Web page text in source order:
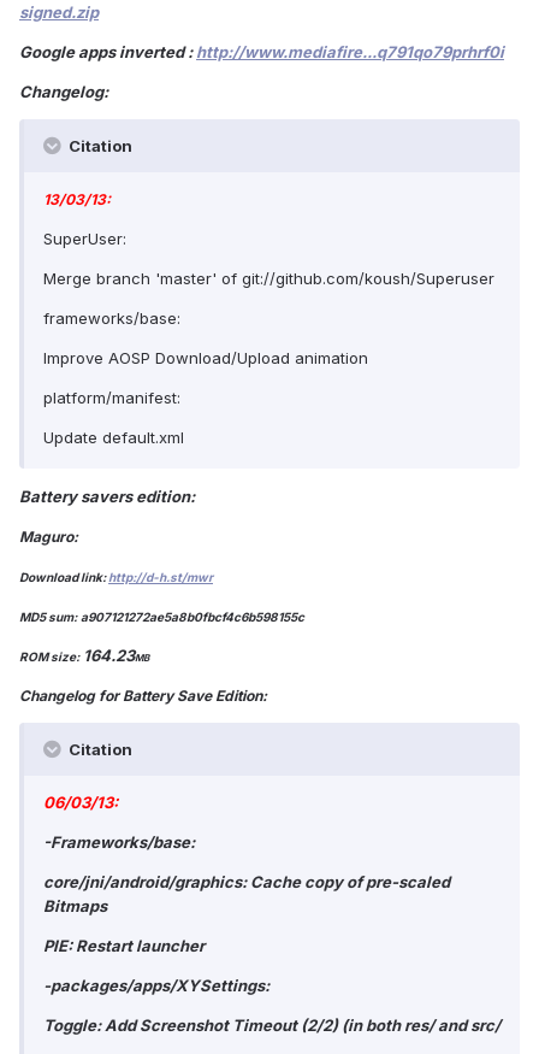
signed.zip
Google apps inverted :http://www.mediafire...q791qo79prhrf0i
Changelog:
Citation
13/03/13:
SuperUser:
Merge branch 'master' of git://github.com/koush/Superuser
frameworks/base:
Improve AOSP Download/Upload animation
platform/manifest:
Update default.xml
Battery savers edition:
Maguro:
Download link:http://d-h.st/mwr
MD5 sum: a907121272ae5a8b0fbcf4c6b598155c
ROM size: 164.23MB
Changelog for Battery Save Edition:
Citation
06/03/13:
-Frameworks/base:
core/jni/android/graphics: Cache copy of pre-scaled
Bitmaps
PIE: Restart launcher
-packages/apps/XYSettings:
Toggle: Add Screenshot Timeout (2/2) (in both res/ and src/